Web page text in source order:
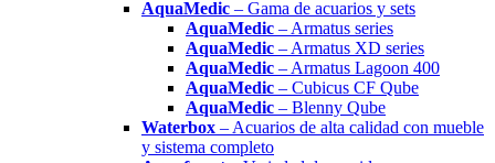
AquaMedic – Gama de acuarios y sets
AquaMedic – Armatus series
AquaMedic – Armatus XD series
AquaMedic – Armatus Lagoon 400
AquaMedic – Cubicus CF Qube
AquaMedic – Blenny Qube
Waterbox – Acuarios de alta calidad con mueble
y sistema completo